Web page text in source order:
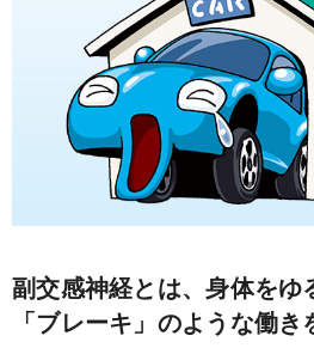
副交感神経とは、身体をゆ
「ブレーキ」のような働き